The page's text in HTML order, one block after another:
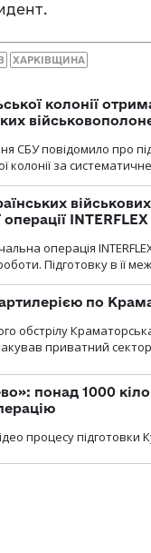
ХАРКІВЩИНА
колонії
СБУ повідомило про
колонії за
INTERFLEX
операція
Підготовку в її
по
обстрілу
приватний сектор
понад 1000
процесу підготовки